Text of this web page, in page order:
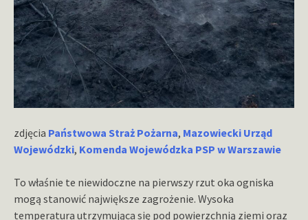
zdjęcia Państwowa Straż Pożarna, Mazowiecki Urząd
Wojewódzki, Komenda Wojewódzka PSP w Warszawie
To właśnie te niewidoczne na pierwszy rzut oka ogniska
mogą stanowić największe zagrożenie. Wysoka
temperatura utrzymująca się pod powierzchnią ziemi oraz